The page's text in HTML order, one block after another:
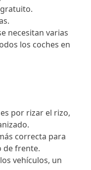
necesitan varias
los coches en
por rizar el rizo,
correcta para
de frente.
vehículos, un